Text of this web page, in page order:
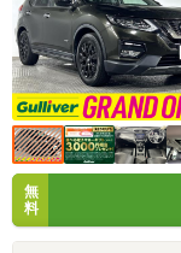
無
料